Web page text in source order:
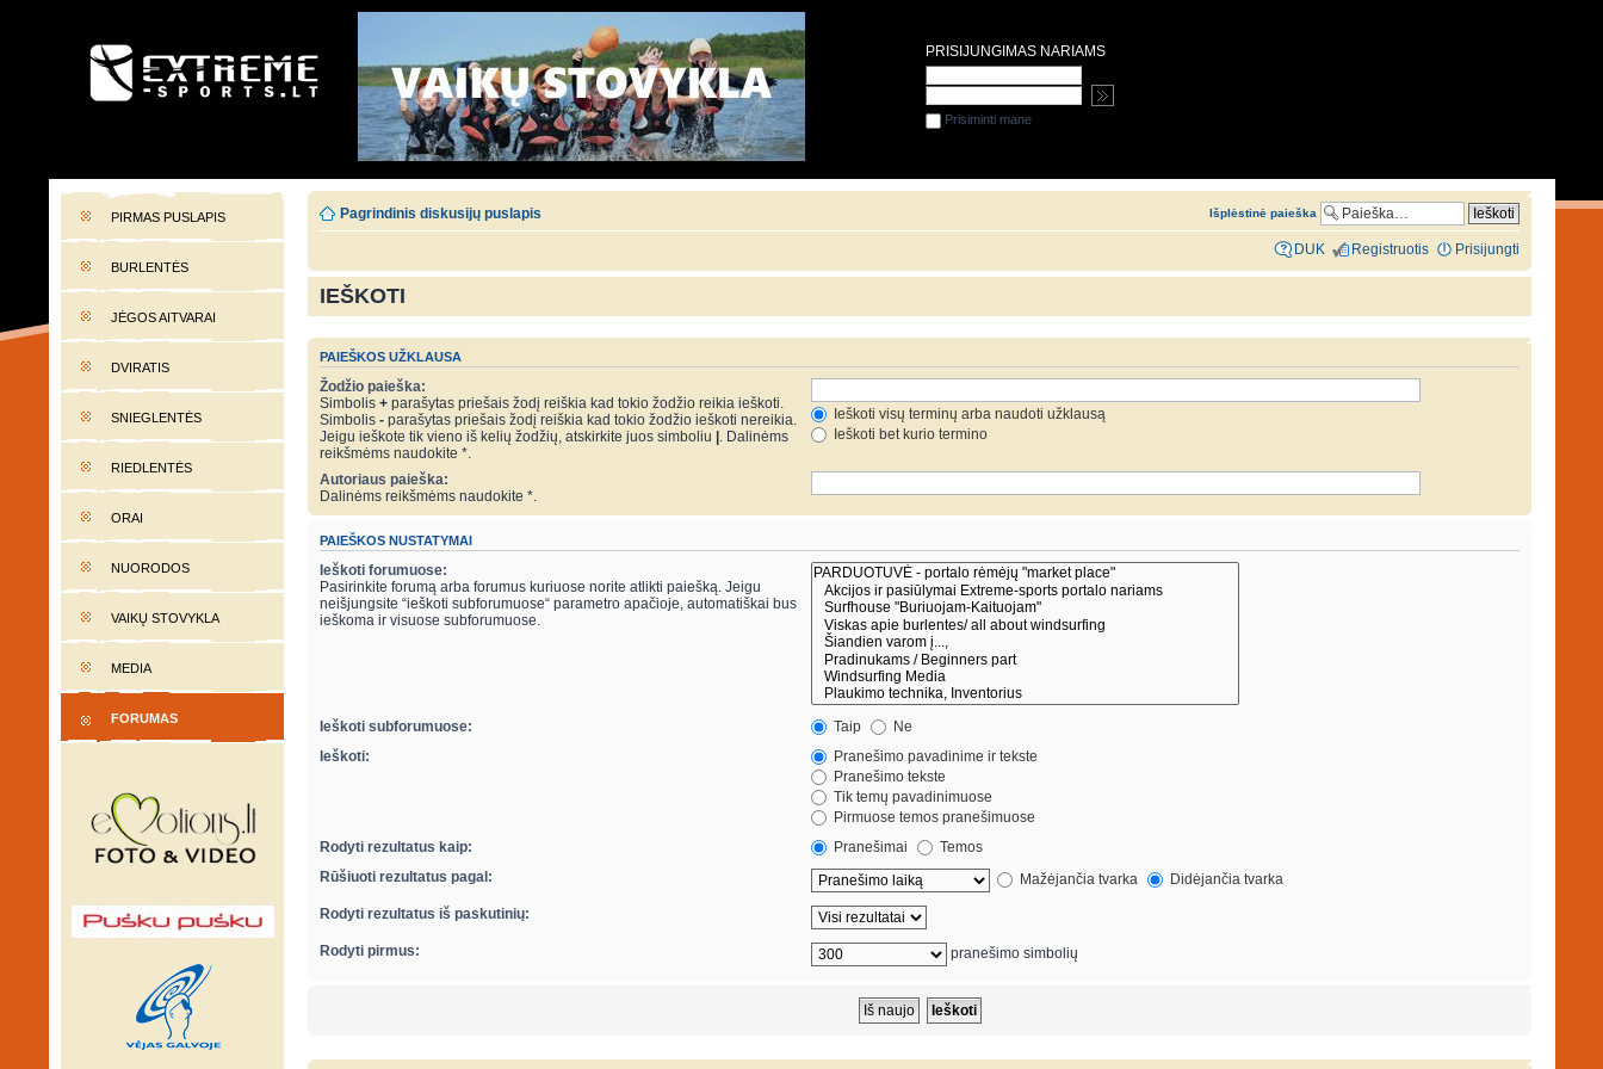
EXTREME-SPORTS.LT
PIRMAS PUSLAPIS
BURLENTĖS
JĖGOS AITVARAI
DVIRATIS
SNIEGLENTĖS
RIEDLENTĖS
ORAI
NUORODOS
VAIKŲ STOVYKLA
MEDIA
FORUMAS
Pagrindinis diskusijų puslapis Išplėstinė paieška
DUK Registruotis Prisijungti
IEŠKOTI
PAIEŠKOS UŽKLAUSA
Žodžio paieška:
Simbolis + parašytas priešais žodį reiškia kad tokio žodžio reikia ieškoti.
Simbolis - parašytas priešais žodį reiškia kad tokio žodžio ieškoti nereikia.
Jeigu ieškote tik vieno iš kelių žodžių, atskirkite juos simboliu . Dalinėms
reikšmėms naudokite *.
Ieškoti visų terminų arba naudoti užklausą
Ieškoti bet kurio termino
Autoriaus paieška:
Dalinėms reikšmėms naudokite *.
PAIEŠKOS NUSTATYMAI
Ieškoti forumuose:
Pasirinkite forumą arba forumus kuriuose norite atlikti paiešką. Jeigu
neišjungsite “ieškoti subforumuose“ parametro apačioje, automatiškai bus
ieškoma ir visuose subforumuose.
Ieškoti subforumuose: Taip
Ne
Ieškoti:
Pranešimo pavadinime ir tekste
Pranešimo tekste
Tik temų pavadinimuose
Pirmuose temos pranešimuose
Rodyti rezultatus kaip:
Pranešimai
Temos
Rūšiuoti rezultatus pagal:
Mažėjančia tvarka Didėjančia tvarka
Rodyti rezultatus iš paskutinių:
Rodyti pirmus: pranešimo simbolių
PRISIJUNGIMAS NARIAMS
Prisiminti mane